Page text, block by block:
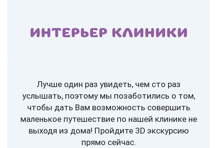
ИНТЕРЬЕР КЛИНИКИ
Лучше один раз увидеть, чем сто раз
услышать, поэтому мы позаботились о том,
чтобы дать Вам возможность совершить
маленькое путешествие по нашей клинике не
выходя из дома! Пройдите 3D экскурсию
прямо сейчас.